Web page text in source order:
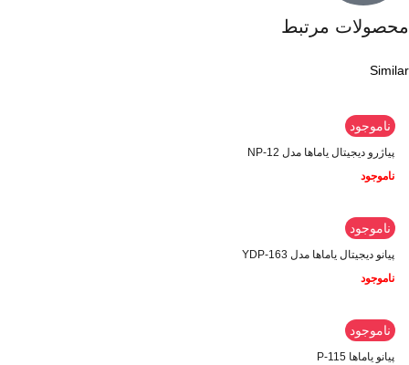
محصولات مرتبط
Similar
ناموجود
پیاژرو دیجیتال یاماها مدل NP-12
ناموجود
ناموجود
پیانو دیجیتال یاماها مدل YDP-163
ناموجود
ناموجود
پیانو یاماها P-115